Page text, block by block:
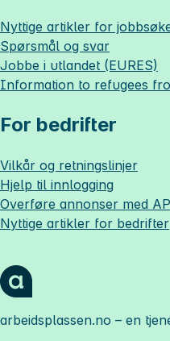
Nyttige artikler for
Spørsmål og svar
Jobbe i utlandet (EURES)
Information to refugees
For bedrifter
Vilkår og retningslinjer
Hjelp til innlogging
Overføre annonser med
Nyttige artikler for bedrifter
arbeidsplassen.no – en